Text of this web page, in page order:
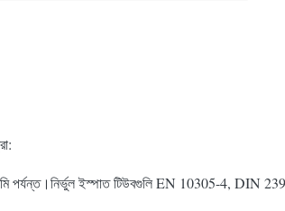
মিমি পর্যন্ত।নির্ভুল ইস্পাত টিউবগুলি EN 10305-4,